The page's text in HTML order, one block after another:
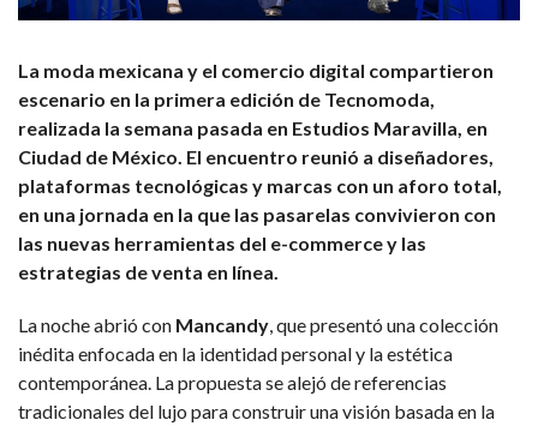
La moda mexicana y el comercio digital compartieron
escenario en la primera edición de Tecnomoda,
realizada la semana pasada en Estudios Maravilla, en
Ciudad de México. El encuentro reunió a diseñadores,
plataformas tecnológicas y marcas con un aforo total,
en una jornada en la que las pasarelas convivieron con
las nuevas herramientas del e-commerce y las
estrategias de venta en línea.
La noche abrió con Mancandy , que presentó una colección
inédita enfocada en la identidad personal y la estética
contemporánea. La propuesta se alejó de referencias
tradicionales del lujo para construir una visión basada en la